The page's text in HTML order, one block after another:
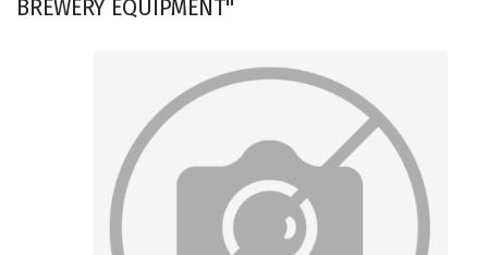
BREWERY EQUIPMENT"